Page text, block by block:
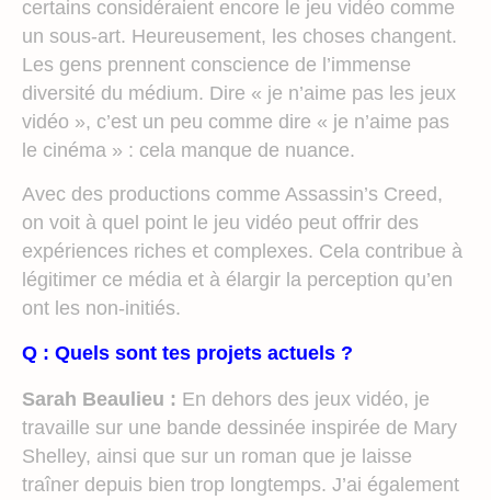
certains considéraient encore le jeu vidéo comme
un sous-art. Heureusement, les choses changent.
Les gens prennent conscience de l’immense
diversité du médium. Dire « je n’aime pas les jeux
vidéo », c’est un peu comme dire « je n’aime pas
le cinéma » : cela manque de nuance.
Avec des productions comme Assassin’s Creed,
on voit à quel point le jeu vidéo peut offrir des
expériences riches et complexes. Cela contribue à
légitimer ce média et à élargir la perception qu’en
ont les non-initiés.
Q : Quels sont tes projets actuels ?
Sarah Beaulieu : En dehors des jeux vidéo, je
travaille sur une bande dessinée inspirée de Mary
Shelley, ainsi que sur un roman que je laisse
traîner depuis bien trop longtemps. J’ai également